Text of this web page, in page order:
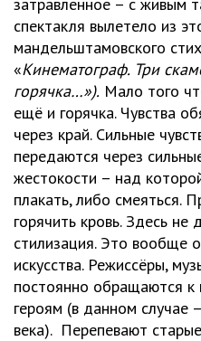
спектакля вылетело из
мандельштамовского
«Кинематограф. Три
горячка…»). Мало того
ещё и горячка. Чувства
через край. Сильные
передаются через
жестокости – над
плакать, либо смеяться.
горячить кровь. Здесь
стилизация. Это вообще
искусства. Режиссёры,
постоянно обращаются
героям (в данном случае
века). Перепевают